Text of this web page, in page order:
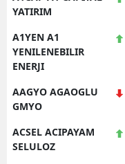
YATIRIM
A1YEN A1
YENILENEBILIR
ENERJI
AAGYO AGAOGLU
GMYO
ACSEL ACIPAYAM
SELULOZ